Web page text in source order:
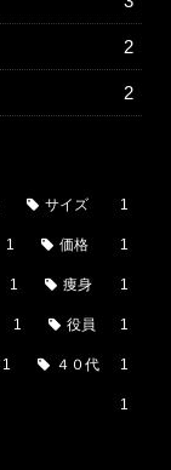
2
2
サイズ 1
1 価格 1
1 痩身 1
1 役員 1
1 ４０代 1
1